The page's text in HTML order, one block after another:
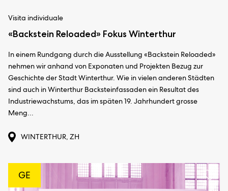
Visita individuale
«Backstein Reloaded» Fokus Winterthur
In einem Rundgang durch die Ausstellung «Backstein Reloaded»
nehmen wir anhand von Exponaten und Projekten Bezug zur
Geschichte der Stadt Winterthur. Wie in vielen anderen Städten
sind auch in Winterthur Backsteinfassaden ein Resultat des
Industriewachstums, das im späten 19. Jahrhundert grosse
Meng...
WINTERTHUR, ZH
GE